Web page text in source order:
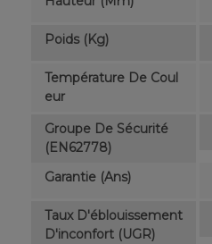
Poids (kg)
Température De Coul
Eur
Groupe De Sécurité
(EN62778)
Garantie (ans)
Taux D'éblouissement
D'inconfort (UGR)